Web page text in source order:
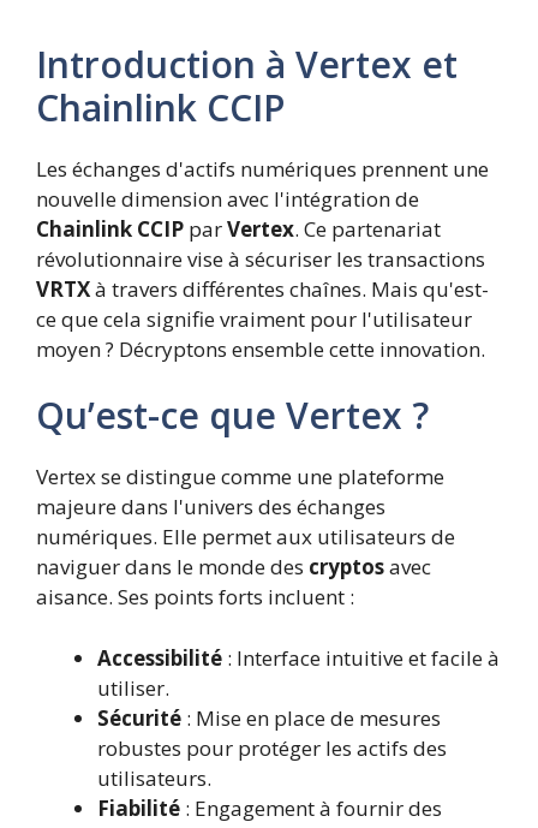
Introduction à Vertex et
Chainlink CCIP
Les échanges d'actifs numériques prennent une
nouvelle dimension avec l'intégration de
Chainlink CCIP parVertex. Ce partenariat
révolutionnaire vise à sécuriser les transactions
VRTXà travers différentes chaînes. Mais qu'est-
ce que cela signifie vraiment pour l'utilisateur
moyen ? Décryptons ensemble cette innovation.
Qu’est-ce que Vertex ?
Vertex se distingue comme une plateforme
majeure dans l'univers des échanges
numériques. Elle permet aux utilisateurs de
naviguer dans le monde des cryptosavec
aisance. Ses points forts incluent :
Accessibilité : Interface intuitive et facile à
utiliser.
Sécurité : Mise en place de mesures
robustes pour protéger les actifs des
utilisateurs.
Fiabilité : Engagement à fournir des